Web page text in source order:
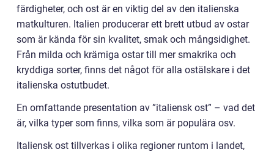
färdigheter, och ost är en viktig del av den italienska
matkulturen. Italien producerar ett brett utbud av ostar
som är kända för sin kvalitet, smak och mångsidighet.
Från milda och krämiga ostar till mer smakrika och
kryddiga sorter, finns det något för alla ostälskare i det
italienska ostutbudet.
En omfattande presentation av ”italiensk ost” – vad det
är, vilka typer som finns, vilka som är populära osv.
Italiensk ost tillverkas i olika regioner runtom i landet,